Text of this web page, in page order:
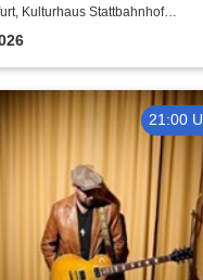
Tour 2026
Kulturhaus Stattbahnhof
21:00